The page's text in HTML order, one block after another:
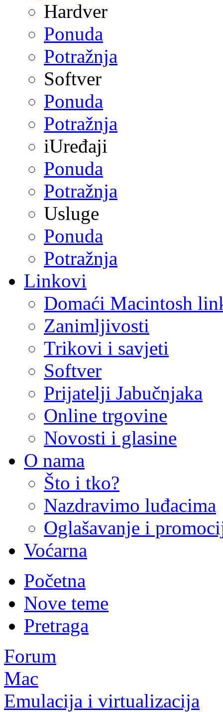
Hardver
Ponuda
Potražnja
Softver
Ponuda
Potražnja
iUređaji
Ponuda
Potražnja
Usluge
Ponuda
Potražnja
Linkovi
Domaći Macintosh
Zanimljivosti
Trikovi i savjeti
Softver
Prijatelji Jabučnjaka
Online trgovine
Novosti i glasine
O nama
Što i tko?
Nazdravimo luđacima
Oglašavanje i
Voćarna
Početna
Nove teme
Pretraga
Forum
Mac
Emulacija i virtualizacija